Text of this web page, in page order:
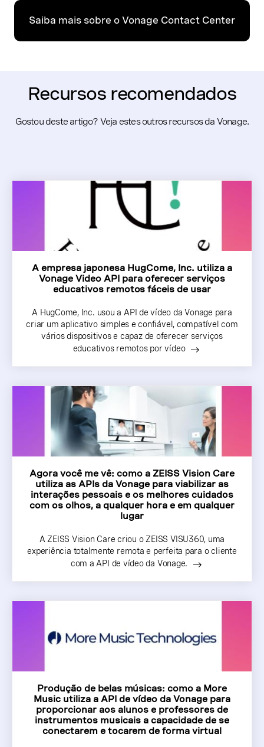
Saiba mais sobre o Vonage Contact Center
Recursos recomendados
Gostou deste artigo? Veja estes outros recursos da Vonage.
A empresa japonesa HugCome, Inc. utiliza a
Vonage Video API para oferecer serviços
educativos remotos fáceis de usar
A HugCome, Inc. usou a API de vídeo da Vonage para
criar um aplicativo simples e confiável, compatível com
vários dispositivos e capaz de oferecer serviços
educativos remotos por vídeo
Agora você me vê: como a ZEISS Vision Care
utiliza as APIs da Vonage para viabilizar as
interações pessoais e os melhores cuidados
com os olhos, a qualquer hora e em qualquer
lugar
A ZEISS Vision Care criou o ZEISS VISU360, uma
experiência totalmente remota e perfeita para o cliente
com a API de vídeo da Vonage.
Produção de belas músicas: como a More
Music utiliza a API de vídeo da Vonage para
proporcionar aos alunos e professores de
instrumentos musicais a capacidade de se
conectarem e tocarem de forma virtual